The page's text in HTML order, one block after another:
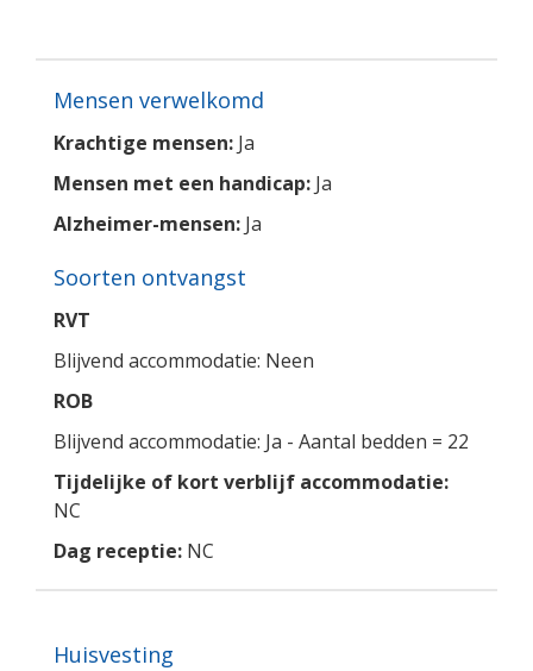
Mensen verwelkomd
Krachtige mensen: Ja
Mensen met een handicap: Ja
Alzheimer-mensen: Ja
Soorten ontvangst
RVT
Blijvend accommodatie: Neen
ROB
Blijvend accommodatie: Ja - Aantal bedden = 22
Tijdelijke of kort verblijf accommodatie:
NC
Dag receptie: NC
Huisvesting